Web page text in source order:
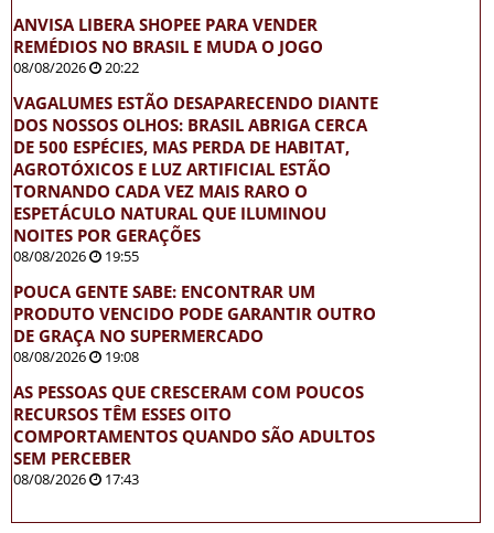
ANVISA LIBERA SHOPEE PARA VENDER
REMÉDIOS NO BRASIL E MUDA O JOGO
08/08/2026 20:22
VAGALUMES ESTÃO DESAPARECENDO DIANTE
DOS NOSSOS OLHOS: BRASIL ABRIGA CERCA
DE 500 ESPÉCIES, MAS PERDA DE HABITAT,
AGROTÓXICOS E LUZ ARTIFICIAL ESTÃO
TORNANDO CADA VEZ MAIS RARO O
ESPETÁCULO NATURAL QUE ILUMINOU
NOITES POR GERAÇÕES
08/08/2026 19:55
POUCA GENTE SABE: ENCONTRAR UM
PRODUTO VENCIDO PODE GARANTIR OUTRO
DE GRAÇA NO SUPERMERCADO
08/08/2026 19:08
AS PESSOAS QUE CRESCERAM COM POUCOS
RECURSOS TÊM ESSES OITO
COMPORTAMENTOS QUANDO SÃO ADULTOS
SEM PERCEBER
08/08/2026 17:43